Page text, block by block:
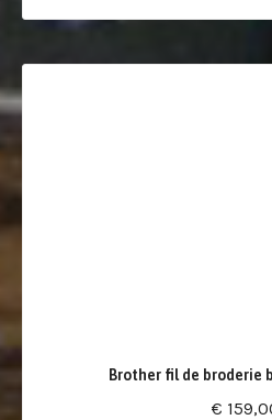
Brother fil de broderie
€